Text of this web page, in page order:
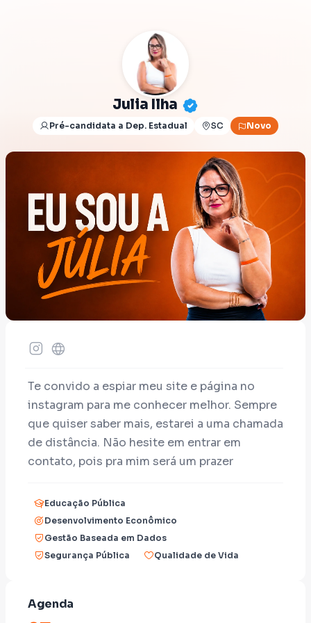
Julia Ilha
Pré-candidata a Dep. Estadual SC Novo
Te convido a espiar meu site e página no
instagram para me conhecer melhor. Sempre
que quiser saber mais, estarei a uma chamada
de distância. Não hesite em entrar em
contato, pois pra mim será um prazer
Defendo em primeiro lugar a EDUCAÇÃO:
sem educação de qualidade o povo jamais
será livre. A educação empreendedora
os jovens sejam protagonistas das próprias
Educação Pública
Desenvolvimento Econômico
Gestão Baseada em Dados
Segurança Pública
Qualidade de Vida
Agenda